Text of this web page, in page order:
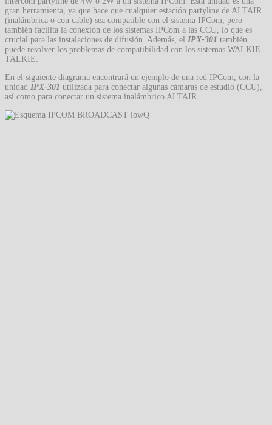
gran herramienta, ya que hace que cualquier estación partyline de ALTAIR
(inalámbrica o con cable) sea compatible con el sistema IPCom, pero
también facilita la conexión de los sistemas IPCom a las CCU, lo que es
crucial para las instalaciones de difusión. Además, el IPX-301 también
puede resolver los problemas de compatibilidad con los sistemas WALKIE-
TALKIE.
En el siguiente diagrama encontrará un ejemplo de una red IPCom, con la
unidad IPX-301 utilizada para conectar algunas cámaras de estudio (CCU),
así como para conectar un sistema inalámbrico ALTAIR.